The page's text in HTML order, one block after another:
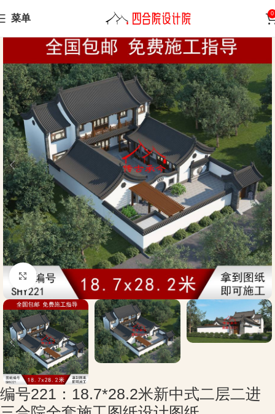
菜单 0
Home Sanheyuan
Click to enlarge
编号221：18.7*28.2米新中式二层二进